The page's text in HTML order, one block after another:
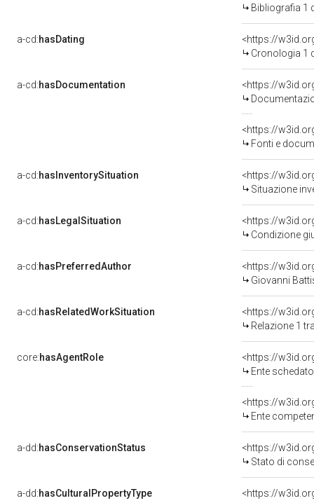
Bibliografia 1
a-cd:hasDating
<https://
Cronologia 1
a-cd:hasDocumentation
<https://
Fonti e
a-cd:hasInventorySituation
<https://
Situazione
a-cd:hasLegalSituation
<https://
Condizione
a-cd:hasPreferredAuthor
<https://
Giovanni
a-cd:hasRelatedWorkSituation
Relazione 1
core:hasAgentRole
<https://
Ente
<https://
Ente
a-dd:hasConservationStatus
<https://
Stato di
a-dd:hasCulturalPropertyType
<https://